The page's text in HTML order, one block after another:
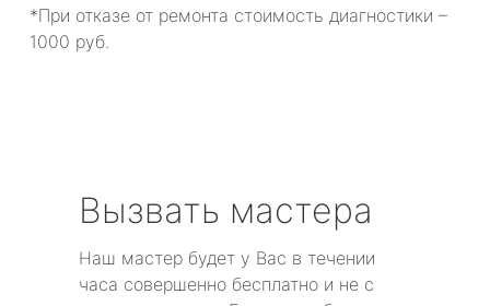
*При отказе от ремонта стоимость диагностики –
1000 руб.
Вызвать мастера
Наш мастер будет у Вас в течении
часа совершенно бесплатно и не с